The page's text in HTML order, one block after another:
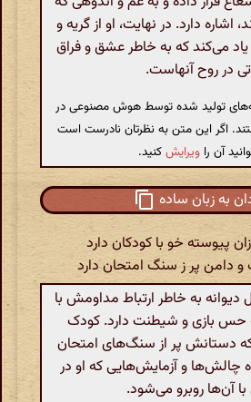
اشاره دارد. در نهایت، او از گریه و
می‌کند که به خاطر عشق و فراق
در روح آنهاست.
تولید شده توسط هوش مصنوعی در
اگر این متن به نظرتان نادرست است
آن را ویرایشکنید.
به زبان ساده
پیوسته خو با کودکان دارد
دامن پر ز سنگ امتحان دارد
به خاطر ارتباط مداومش با
حس بازی و شیطنت دارد. کودک
دستانش پر از سنگ‌های امتحان
و آزمایش‌هایی که او در
با آن‌ها روبرو می‌شود.